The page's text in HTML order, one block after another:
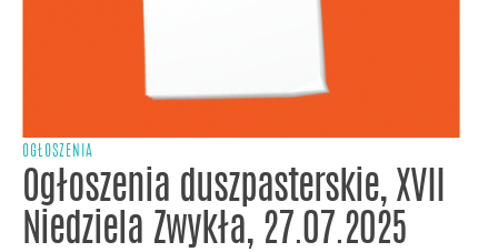
OGŁOSZENIA
Ogłoszenia duszpasterskie, XVII
Niedziela Zwykła, 27.07.2025